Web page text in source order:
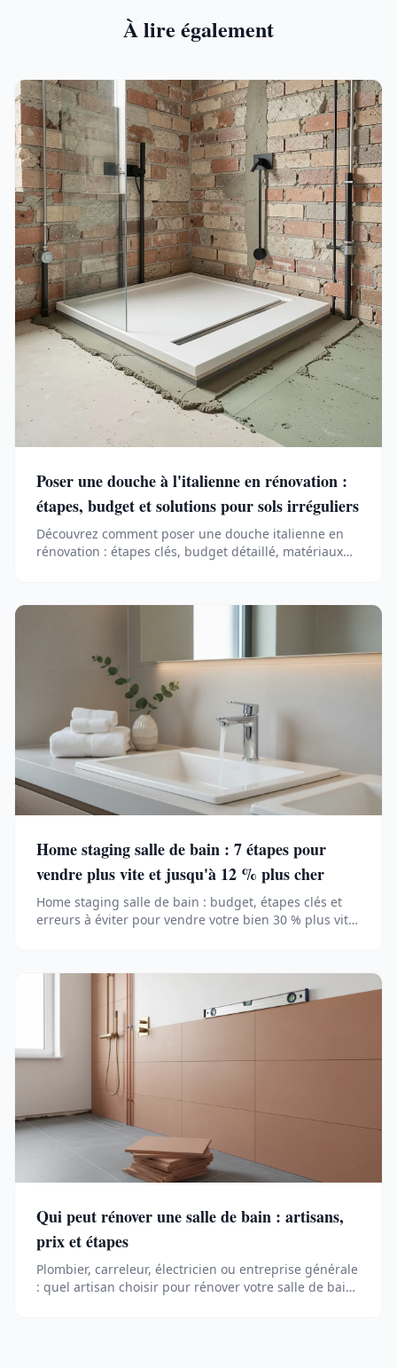
À lire également
Poser une douche à l'italienne en rénovation :
étapes, budget et solutions pour sols irréguliers
Découvrez comment poser une douche italienne en
rénovation : étapes clés, budget détaillé, matériaux
Home staging salle de bain : 7 étapes pour
vendre plus vite et jusqu'à 12 % plus cher
Home staging salle de bain : budget, étapes clés et
erreurs à éviter pour vendre votre bien 30 % plus vite
Qui peut rénover une salle de bain : artisans,
prix et étapes
Plombier, carreleur, électricien ou entreprise générale
: quel artisan choisir pour rénover votre salle de bain,